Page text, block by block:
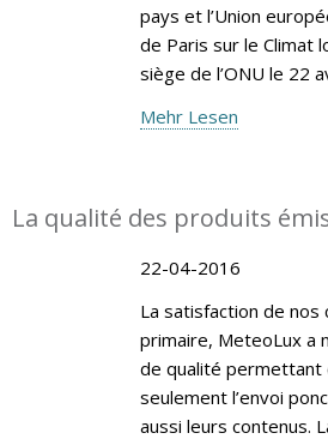
pays et l’Union
de Paris sur le Climat
siège de l’ONU le 22
Mehr Lesen
La qualité des produits
22-04-2016
La satisfaction de
primaire, MeteoLux a
de qualité permettant
seulement l’envoi
aussi leurs contenus.